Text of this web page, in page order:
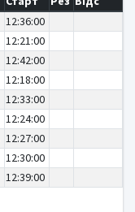
12:36:00
12:21:00
12:42:00
12:18:00
12:33:00
12:24:00
12:27:00
12:30:00
12:39:00